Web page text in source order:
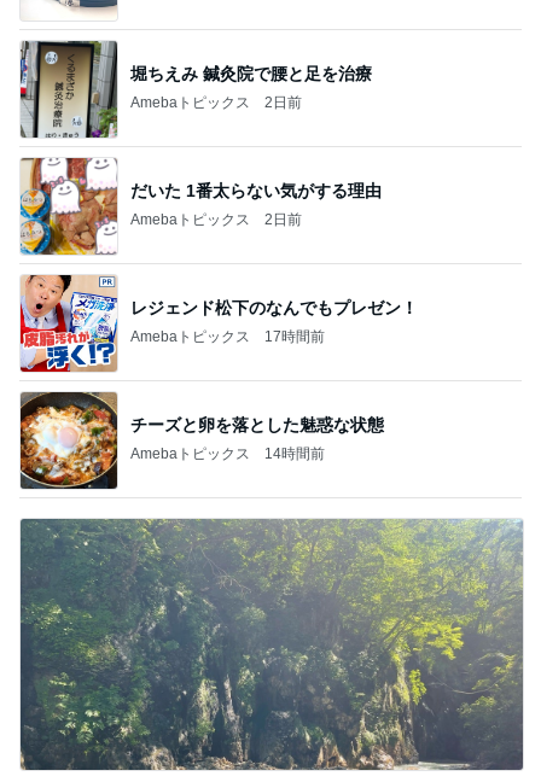
堀ちえみ 鍼灸院で腰と足を治療
Amebaトピックス 2日前
だいた 1番太らない気がする理由
Amebaトピックス 2日前
レジェンド松下のなんでもプレゼン！
Amebaトピックス 17時間前
チーズと卵を落とした魅惑な状態
Amebaトピックス 14時間前